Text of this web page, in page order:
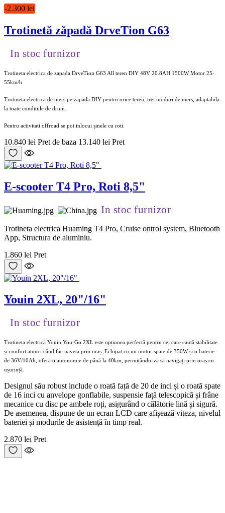
-2.300 lei
Trotinetă zăpadă DrveTion G63
In stoc furnizor
Trotineta electrica de zapada DrveTion G63 All teren DIY 48V 20.8AH 1500W Motor 25-
55km/h
Trotineta electrica de mers pe zapada DIY pentru orice teren, trei moduri de mers, adaptabila
la toate conditiile de drum.
Pentru activitati offroad se pot inlocui șinele cu roti.
10.840 lei Pret de baza 13.140 lei Pret
E-scooter T4 Pro, Roti 8,5"
In stoc furnizor
Trotineta electrica Huaming T4 Pro, Cruise ontrol system, Bluetooth
App, Structura de aluminiu.
1.860 lei Pret
Youin 2XL, 20"/16"
In stoc furnizor
Trotineta electrică Youin You-Go 2XL este opțiunea perfectă pentru cei care caută stabilitate
și confort atunci când fac naveta prin oraș. Echipat cu un motor spate de 350W și o baterie
de 36V/10Ah, oferă o autonomie de până la 40km, permițându-vă să navigați prin oraș cu
ușurință.
Designul său robust include o roată față de 20 de inci și o roată spate
de 16 inci cu anvelope gonflabile, suspensie față telescopică și frâne
mecanice cu disc pe ambele roți, asigurând o călătorie lină și sigură.
De asemenea, dispune de un ecran LCD care afișează viteza, nivelul
bateriei și modurile de asistență în timp real.
2.870 lei Pret